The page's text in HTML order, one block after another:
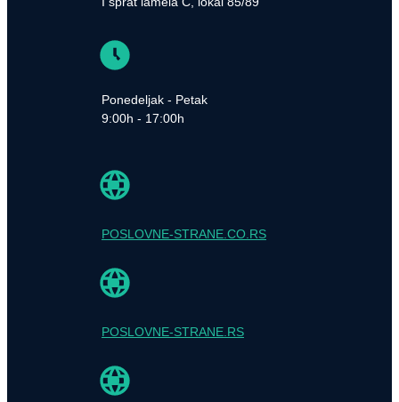
Ponedeljak - Petak
9:00h - 17:00h
POSLOVNE-STRANE.CO.RS
POSLOVNE-STRANE.RS